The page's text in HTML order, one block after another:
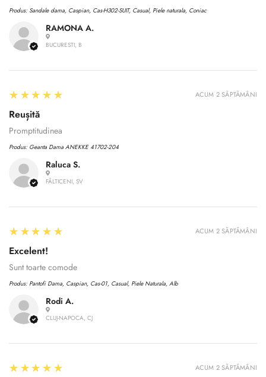
RAMONA A.
BUCURESTI, B
Produs: Sandale dama, Caspian, Cas-H302-SUIT, Casual, Piele naturala, Coniac
Raluca S.
FĂLTICENI, SV
5
★★★★★
Reușită
Promptitudinea
Produs: Geanta Dama ANEKKE 41702-204
ACUM 2 SĂPTĂMÂNI
Rodi A.
CLUJ-NAPOCA, CJ
5
★★★★★
Excelent!
Sunt toarte comode
Produs: Pantofi Dama, Caspian, Cas-01, Casual, Piele Naturala, Alb
ACUM 2 SĂPTĂMÂNI
5
★★★★★ ACUM 2 SĂPTĂMÂNI
Confirm your age
Are you 18 years old or older?